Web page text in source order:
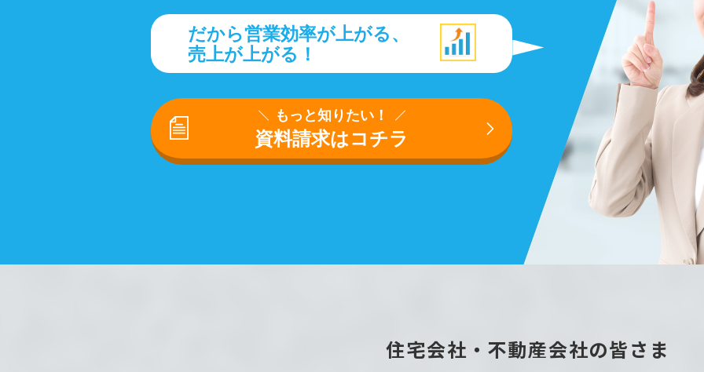
だから営業効率が上がる、
売上が上がる！
もっと知りたい！
資料請求はコチラ
住宅会社・不動産会社の皆さま